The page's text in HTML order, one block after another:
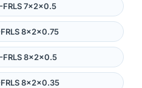
7×2×0.5
8×2×0.75
8×2×0.5
8×2×0.35